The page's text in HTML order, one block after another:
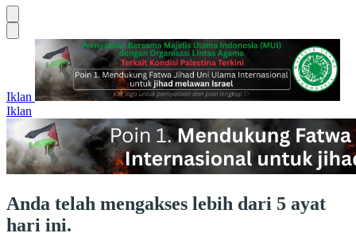
Iklan
Iklan
Anda telah mengakses lebih dari 5 ayat
hari ini.